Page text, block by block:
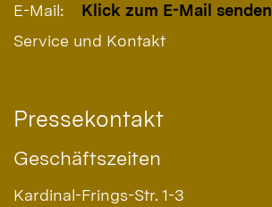
E-Mail:
Klick zum E-Mail senden
Service und Kontakt
Pressekontakt
Geschäftszeiten
Kardinal-Frings-Str. 1-3